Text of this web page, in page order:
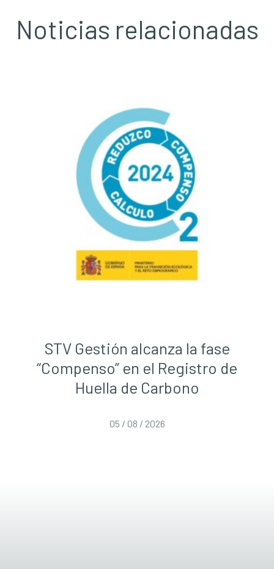
Noticias relacionadas
STV Gestión alcanza la fase
“Compenso” en el Registro de
Huella de Carbono
05 / 08 / 2026